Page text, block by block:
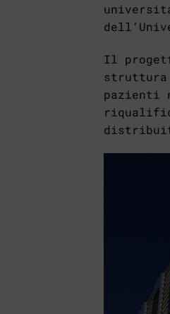
Il
struttura
pazienti